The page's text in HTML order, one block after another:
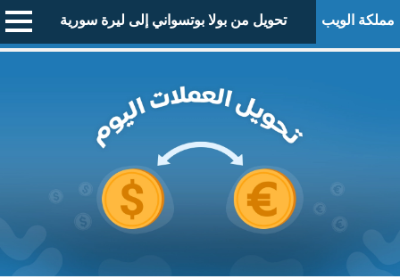
مملكة الويب تحويل من بولا بوتسواني إلى ليرة سورية